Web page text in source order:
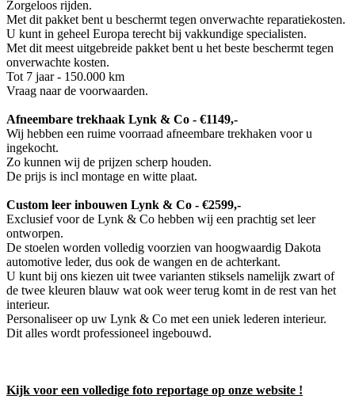
Zorgeloos rijden.
Met dit pakket bent u beschermt tegen onverwachte reparatiekosten.
U kunt in geheel Europa terecht bij vakkundige specialisten.
Met dit meest uitgebreide pakket bent u het beste beschermt tegen
onverwachte kosten.
Tot 7 jaar - 150.000 km
Vraag naar de voorwaarden.
Afneembare trekhaak Lynk & Co - €1149,-
Wij hebben een ruime voorraad afneembare trekhaken voor u
ingekocht.
Zo kunnen wij de prijzen scherp houden.
De prijs is incl montage en witte plaat.
Custom leer inbouwen Lynk & Co - €2599,-
Exclusief voor de Lynk & Co hebben wij een prachtig set leer
ontworpen.
De stoelen worden volledig voorzien van hoogwaardig Dakota
automotive leder, dus ook de wangen en de achterkant.
U kunt bij ons kiezen uit twee varianten stiksels namelijk zwart of
de twee kleuren blauw wat ook weer terug komt in de rest van het
interieur.
Personaliseer op uw Lynk & Co met een uniek lederen interieur.
Dit alles wordt professioneel ingebouwd.
Kijk voor een volledige foto reportage op onze website !